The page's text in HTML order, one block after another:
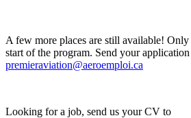
A few more places are still available!
start of the program. Send your
premieraviation@aeroemploi.ca
Looking for a job, send us your CV to